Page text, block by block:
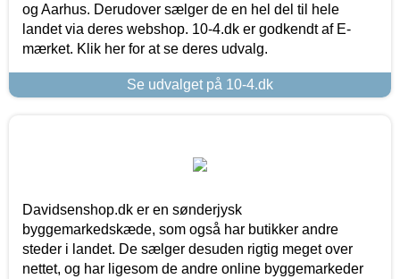
og Aarhus. Derudover sælger de en hel del til hele
landet via deres webshop. 10-4.dk er godkendt af E-
mærket. Klik her for at se deres udvalg.
Se udvalget på 10-4.dk
Davidsenshop.dk er en sønderjysk
byggemarkedskæde, som også har butikker andre
steder i landet. De sælger desuden rigtig meget over
nettet, og har ligesom de andre online byggemarkeder